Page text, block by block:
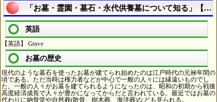
「お墓・霊園・墓石・永代供養墓について知る」【仏
英語
【英語】 Grave
お墓の歴史
現代のような墓石を使ったお墓が建てられ始めたのは江戸時代の元禄年間の
頃である。ただ当時は権力者などが中心で一般の人々には縁遠いものでし
た。一般の人々がお墓を建てられるようになったのは、昭和の初期から戦後
高度経済成長で人々が豊かになってからだと言われている。最近ではお墓の
代わりに納骨堂や自然葬(散骨、樹木葬、海洋葬)なども見られる。